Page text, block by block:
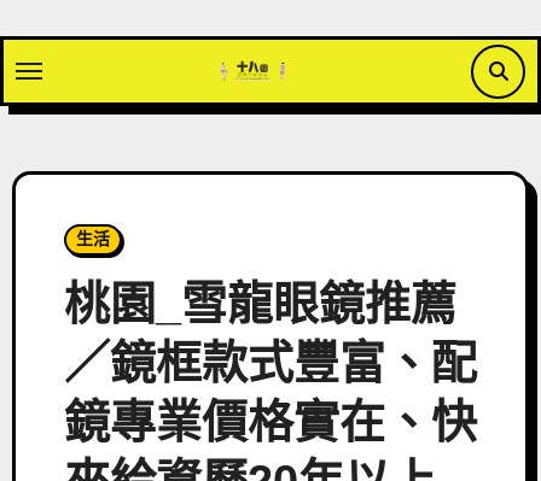
content
生活
桃園_雪龍眼鏡推薦
／鏡框款式豐富、配
鏡專業價格實在、快